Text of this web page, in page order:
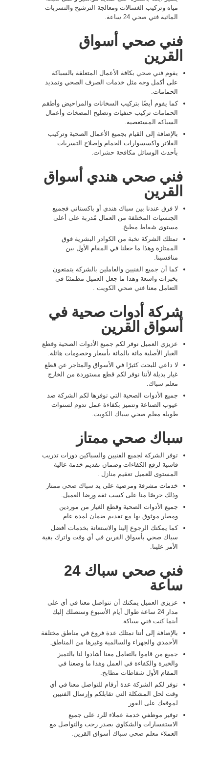
مياه وتركيب الغسالات ومعالجة الترشيح والتسربات
المائية فني صحي 24 ساعة .
فني صحي أسواق
القرين
يقوم فني صحي بكافة الأعمال المتعلقة بالسباكة
على أكمل وجه مثل خدمات الصرف الصحي وتمديد
الحمامات.
كما يقوم أيضًا بتركيب السخانات والمراحيض وأطقم
الحمامات تركيب حنفيات وتصليح المضخات وأعمال
السباكة المستعصية.
بالإضافة إلى القيام بجميع الأعمال الصحية وتركيب
الفلاتر واكسسوارات الحمام وإصلاح التسربات
بأحدث الوسائل مكافحة حشرات.
فني صحي هندي أسواق
القرين
لا فرق عندنا بين سباك هندي أو باكستاني فجميع
الجنسيات المختلفة من العمال مُدربة على أعلى
مستوى شفاط مطبخ.
تمتلك الشركة نخبة من الكوادر البشرية فوق
الممتازة وهذا ما جعلنا في المقام الأول بين
منافسينا.
كما أن جميع الفنيين والعاملين بالشركة يتمتعون
بخبرات واسعة وهذا ما جعل العميل مطمئنًا في
التعامل معنا فني صحي الكويت .
شركة أدوات صحية في
أسواق القرين
عزيزي العميل نوفر لكم جميع الأدوات الصحية وقطع
الغيار الأصلية مائة بالمائة بأسعار وخصومات هائلة.
لا داعي للبحث كثيرًا في الأسواق والمتاجر عن قطع
غيار بديلة لأننا نوفر لكم قطع مستوردة من الخارج
معلم سباك.
جميع الأدوات الصحية التي توفرها لكم الشركة ضد
عيوب الصناعة وتتميز بكفاءة عمل تدوم لسنوات
طويلة معلم صحي سباك الكويت.
سباك صحي ممتاز
توفر الشركة لجميع الفنيين والسباكين دورات تدريب
قاسية لرفع الكفاءات وضمان تقديم خدمة عالية
المستوى للعميل تعقيم منازل .
خدمات مشرفة ومرضية على يد سباك صحي ممتاز
وذلك حرصًا منا على كسب ثقة ورضا العميل.
جميع الأدوات الصحية وقطع الغيار من موردين
ومصار موثوق بها مع تقديم ضمان لمدة عام.
كما يمكنك الرجوع إلينا والاستعانة بخدمات أفضل
سباك صحي بأسواق القرين في أي وقت واترك بقية
الأمر علينا.
فني صحي سباك 24
ساعة
عزيزي العميل يمكنك أن تتواصل معنا في أي على
مدار 24 ساعة طوال أيام الأسبوع وسنصلك إليك
أينما كنت فني سباكة.
بالإضافة إلى أننا نمتلك عدة فروع في مناطق مختلفة
الأحمدي والجهراء والسالمية وغيرها من المناطق.
جميع من قاموا بالتعامل معنا أشادوا لنا بالتميز
والخبرة والكفاءة في العمل وهذا ما وضعنا في
المقام الأول شفاطات مطابخ.
توفر لكم الشركة عدة أرقام للتواصل معنا في أي
وقت لحل المشكلة التي تقابلكم وإرسال الفنيين
لموقعك على الفور.
توفير موظفي خدمة عملاء للرد على جميع
الاستفسارات والشكاوي بصدر رحب والتواصل مع
العملاء معلم صحي سباك أسواق القرين.